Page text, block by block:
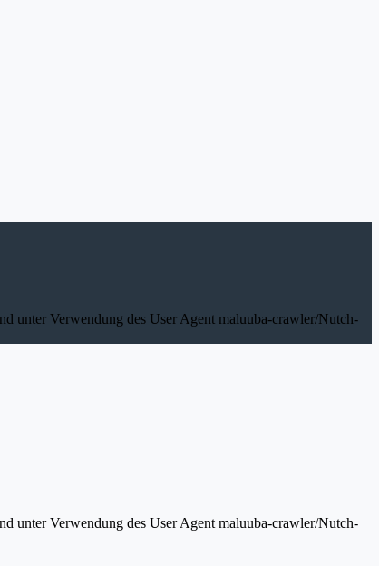
unter Verwendung des User Agent maluuba-crawler/Nutch-
unter Verwendung des User Agent maluuba-crawler/Nutch-